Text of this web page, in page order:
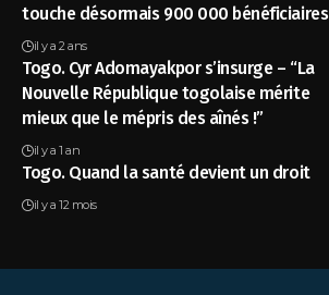
touche désormais 900 000 bénéficiaires
il y a 2 ans
Togo. Cyr Adomayakpor s’insurge – “La
Nouvelle République togolaise mérite
mieux que le mépris des aînés !”
il y a 1 an
Togo. Quand la santé devient un droit
il y a 12 mois